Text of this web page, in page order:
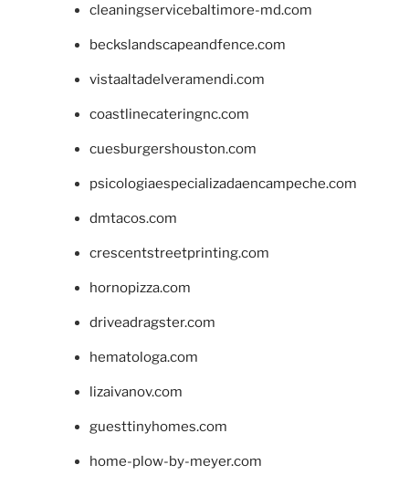
cleaningservicebaltimore-md.com
beckslandscapeandfence.com
vistaaltadelveramendi.com
coastlinecateringnc.com
cuesburgershouston.com
psicologiaespecializadaencampeche.com
dmtacos.com
crescentstreetprinting.com
hornopizza.com
driveadragster.com
hematologa.com
lizaivanov.com
guesttinyhomes.com
home-plow-by-meyer.com